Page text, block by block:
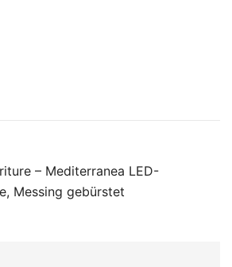
– Mediterranea LED-
Messing gebürstet